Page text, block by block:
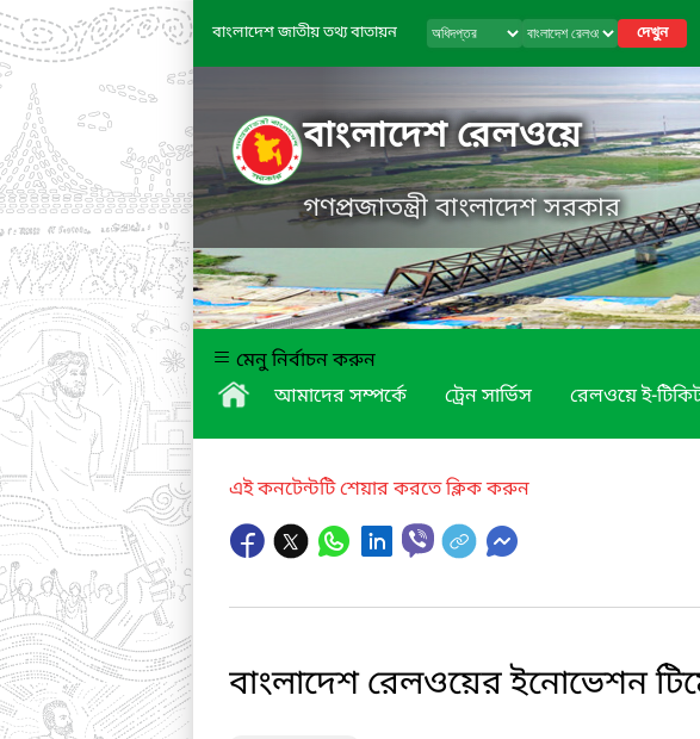
বাংলাদেশ জাতীয় তথ্য বাতায়ন দেখুন
বাংলাদেশ রেলওয়ে
গণপ্রজাতন্ত্রী বাংলাদেশ সরকার
মেনু নির্বাচন করুন
আমাদের সম্পর্কে
ট্রেন সার্ভিস রেলওয়ে ই-
এই কনটেন্টটি শেয়ার করতে ক্লিক করুন
বাংলাদেশ রেলওয়ের ইনোভেশন